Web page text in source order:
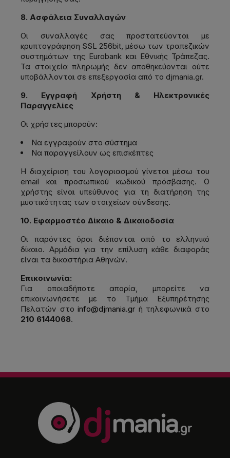
8. Ασφάλεια Συναλλαγών
Οι συναλλαγές σας προστατεύονται με
κρυπτογράφηση SSL 256bit, μέσω των τραπεζικών
συστημάτων της Eurobank και Εθνικής Τράπεζας.
Τα στοιχεία πληρωμής δεν αποθηκεύονται ούτε
υποβάλλονται σε επεξεργασία από το djmania.gr.
9. Εγγραφή Χρήστη & Ηλεκτρονικές
Παραγγελίες
Οι χρήστες μπορούν:
Να εγγραφούν στο σύστημα
Να παραγγείλουν ως επισκέπτες
Η διαχείριση του λογαριασμού γίνεται μέσω του
email και προσωπικού κωδικού πρόσβασης. Ο
χρήστης είναι υπεύθυνος για τη διατήρηση της
μυστικότητας των στοιχείων σύνδεσης.
10. Εφαρμοστέο Δίκαιο & Δικαιοδοσία
Οι παρόντες όροι διέπονται από το ελληνικό
δίκαιο. Αρμόδια για την επίλυση κάθε διαφοράς
είναι τα δικαστήρια Αθηνών.
Επικοινωνία:
Για οποιαδήποτε απορία, μπορείτε να
επικοινωνήσετε με το Τμήμα Εξυπηρέτησης
Πελατών στοinfo@djmania.gr ή τηλεφωνικά στο
210 6144068.